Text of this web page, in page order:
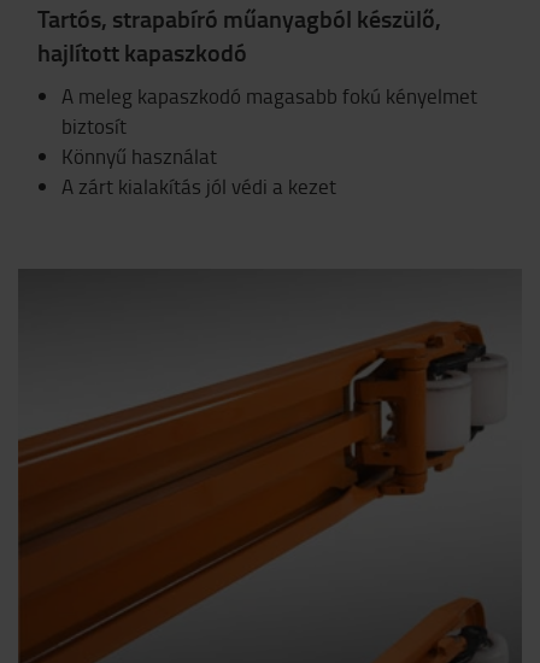
Tartós, strapabíró műanyagból készülő,
hajlított kapaszkodó
A meleg kapaszkodó magasabb fokú kényelmet
biztosít
Könnyű használat
A zárt kialakítás jól védi a kezet